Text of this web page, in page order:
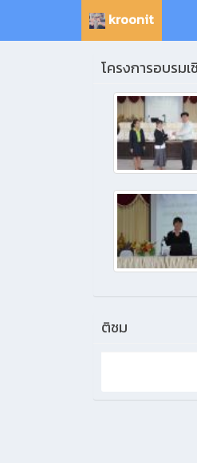
kroonit
โครงการอบร
ติชม